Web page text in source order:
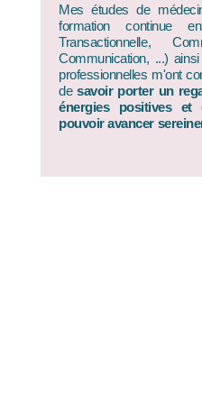
Mes études de
formation continue
Transactionnelle,
Communication, ...)
professionnelles m'ont
desavoir porter un
énergies positives et
pouvoir avancer